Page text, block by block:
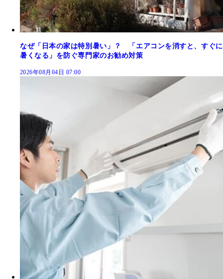
なぜ「日本の家は特別暑い」？ 「エアコンを消すと、すぐに
暑くなる」を防ぐ専門家のお勧め対策
2026年08月04日 07:00